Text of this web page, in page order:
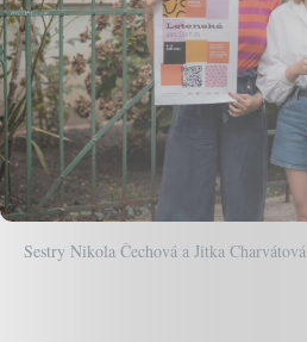
Sestry Nikola Čechová a Jitka Charvátová